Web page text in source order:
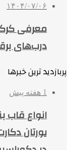
۱۴۰۴/۰۷/۰۶
درب‌های
پربازدید ترین خبرها
1 هفته پیش
انواع قاب
یورتان